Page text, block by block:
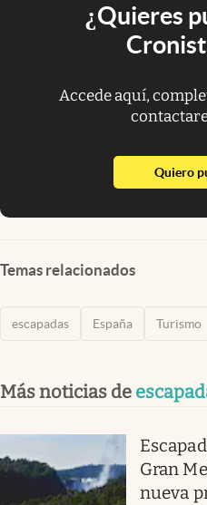
¿Quieres
Accede aquí,
Quiero
Temas relacionados
escapadas España Turismo
Más noticias de
Gran
nueva